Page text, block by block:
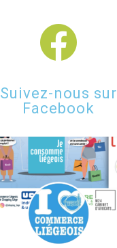
Suivez-nous sur
Facebook